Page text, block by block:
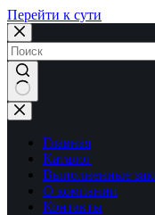
Перейти к сути
Ничего
не
найденоГлавная
Каталог
Выполненные
О компании
Контакты